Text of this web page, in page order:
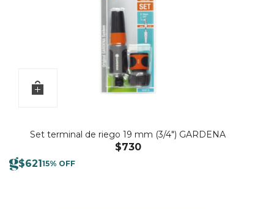
Set terminal de riego 19 mm (3/4″) GARDENA
$730
$621 15% OFF